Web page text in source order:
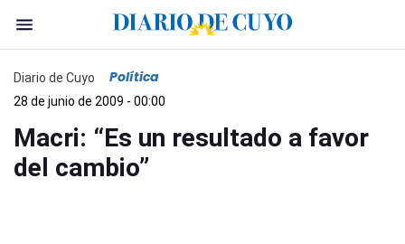
Diario de Cuyo Política
28 de junio de 2009 - 00:00
Macri: “Es un resultado a favor
del cambio”